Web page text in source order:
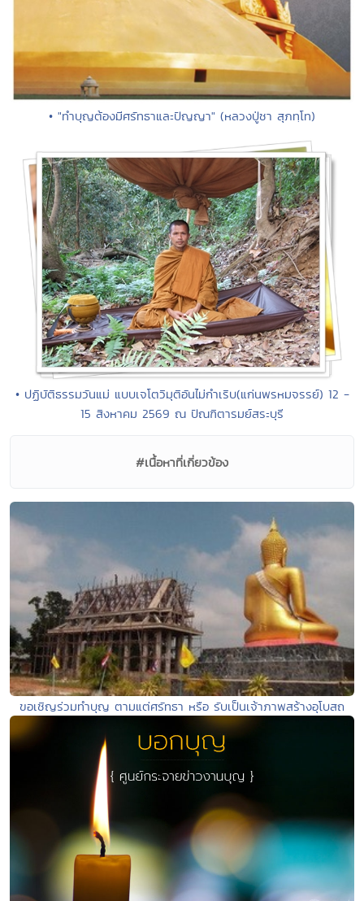
• "ทำบุญต้องมีศรัทธาและปัญญา" (หลวงปู่ชา สุภทฺโท)
• ปฏิบัติธรรมวันแม่ แบบเจโตวิมุติอันไม่กำเริบ(แก่นพรหมจรรย์) 12 -
15 สิงหาคม 2569 ณ ปัณฑิตารมย์สระบุรี
#เนื้อหาที่เกี่ยวข้อง
ขอเชิญร่วมทำบุญ ตามแต่ศรัทธา หรือ รับเป็นเจ้าภาพสร้างอุโบสถ